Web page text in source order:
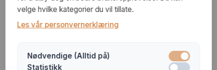
Konkrete øvelser for å omsette undervisningen til
velge hvilke kategorier du vil tillate.
Les vår personvernerklæring
Nødvendige (Alltid på)
Statistikk